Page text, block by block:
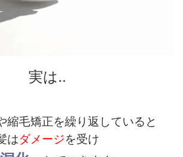
実は‥
縮毛矯正を繰り返していると
はダメージを受け